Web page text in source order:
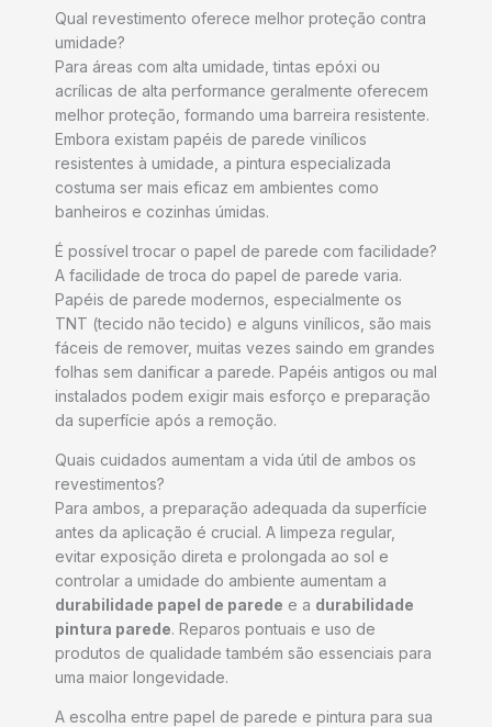
Qual revestimento oferece melhor proteção contra
umidade?
Para áreas com alta umidade, tintas epóxi ou
acrílicas de alta performance geralmente oferecem
melhor proteção, formando uma barreira resistente.
Embora existam papéis de parede vinílicos
resistentes à umidade, a pintura especializada
costuma ser mais eficaz em ambientes como
banheiros e cozinhas úmidas.
É possível trocar o papel de parede com facilidade?
A facilidade de troca do papel de parede varia.
Papéis de parede modernos, especialmente os
TNT (tecido não tecido) e alguns vinílicos, são mais
fáceis de remover, muitas vezes saindo em grandes
folhas sem danificar a parede. Papéis antigos ou mal
instalados podem exigir mais esforço e preparação
da superfície após a remoção.
Quais cuidados aumentam a vida útil de ambos os
revestimentos?
Para ambos, a preparação adequada da superfície
antes da aplicação é crucial. A limpeza regular,
evitar exposição direta e prolongada ao sol e
controlar a umidade do ambiente aumentam a
durabilidade papel de parede e a durabilidade
pintura parede. Reparos pontuais e uso de
produtos de qualidade também são essenciais para
uma maior longevidade.
A escolha entre papel de parede e pintura para sua